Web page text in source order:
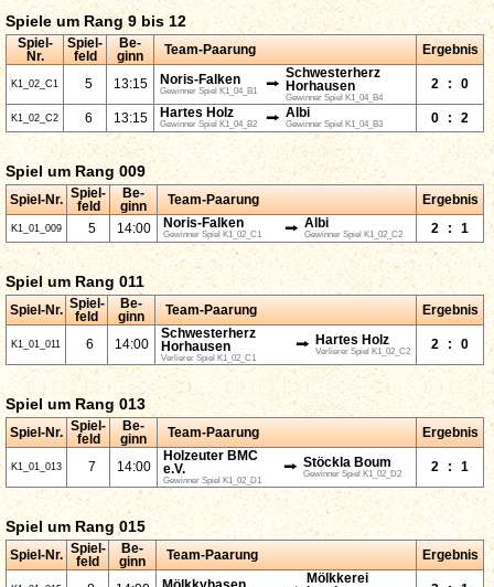
Spiele um Rang 9 bis 12
Spiel-
Nr.
Spiel-
feld
Be-
ginn
Team-Paarung Ergebnis
K1_02_C1 5 13:15 Noris-Falken
Gewinner Spiel K1_04_B1 ⭢
Schwesterherz
Horhausen
Gewinner Spiel K1_04_B4
2 : 0
K1_02_C2 6 13:15 Hartes Holz
Gewinner Spiel K1_04_B2 ⭢ Albi
Gewinner Spiel K1_04_B3 0 : 2
Spiel um Rang 009
Spiel-Nr. Spiel-
feld
Be-
ginn
Team-Paarung Ergebnis
K1_01_009 5 14:00 Noris-Falken
Gewinner Spiel K1_02_C1 ⭢ Albi
Gewinner Spiel K1_02_C2 2 : 1
Spiel um Rang 011
Spiel-Nr. Spiel-
feld
Be-
ginn
Team-Paarung Ergebnis
K1_01_011 6 14:00
Schwesterherz
Horhausen
Verlierer Spiel K1_02_C1
⭢ Hartes Holz
Verlierer Spiel K1_02_C2
2 : 0
Spiel um Rang 013
Spiel-Nr. Spiel-
feld
Be-
ginn
Team-Paarung Ergebnis
K1_01_013 7 14:00
Holzeuter BMC
e.V.
Gewinner Spiel K1_02_D1
⭢ Stöckla Boum
Gewinner Spiel K1_02_D2
2 : 1
Spiel um Rang 015
Spiel-Nr. Spiel-
feld
Be-
ginn
Team-Paarung Ergebnis
Mölkkerei